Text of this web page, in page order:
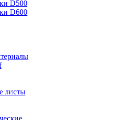
D500
D600
листы